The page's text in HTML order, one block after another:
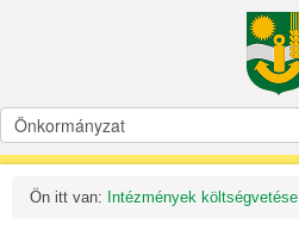
Ön itt van: Intézmények költségvetése